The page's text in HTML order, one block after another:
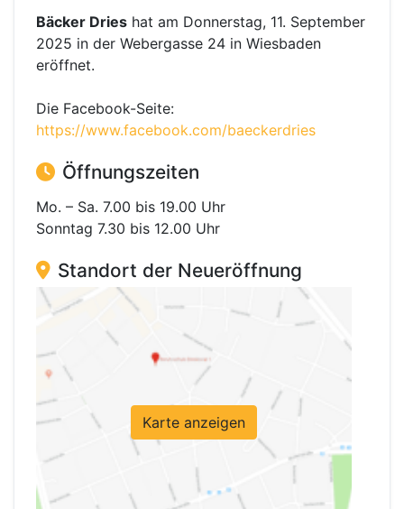
Bäcker Dries hat am Donnerstag, 11. September
2025 in der Webergasse 24 in Wiesbaden
eröffnet.
Die Facebook-Seite:
https://www.facebook.com/baeckerdries
Öffnungszeiten
Mo. – Sa. 7.00 bis 19.00 Uhr
Sonntag 7.30 bis 12.00 Uhr
Standort der Neueröffnung
Karte anzeigen